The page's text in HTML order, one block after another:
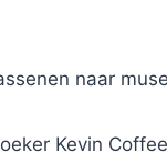
naar
Kevin